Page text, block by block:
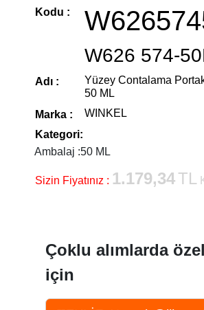
Kodu :
W626 574-
Adı :
Yüzey Contalama
50 ML
Marka :
WINKEL
Kategori:
Ambalaj :50 ML
Sizin Fiyatınız : 1.179,34TL
Çoklu alımlarda
için